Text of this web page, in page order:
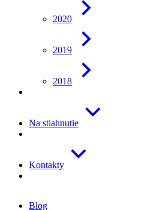
2020
2019
2018
Na stiahnutie
Kontakty
Blog